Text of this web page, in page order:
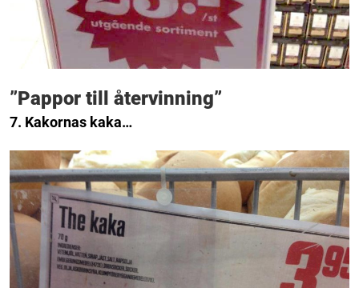
”Pappor till återvinning”
7. Kakornas kaka…